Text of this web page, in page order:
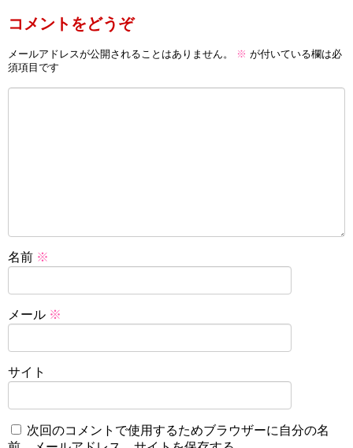
コメントをどうぞ
メールアドレスが公開されることはありません。 ※ が付いている欄は必
須項目です
名前 ※
メール ※
サイト
次回のコメントで使用するためブラウザーに自分の名